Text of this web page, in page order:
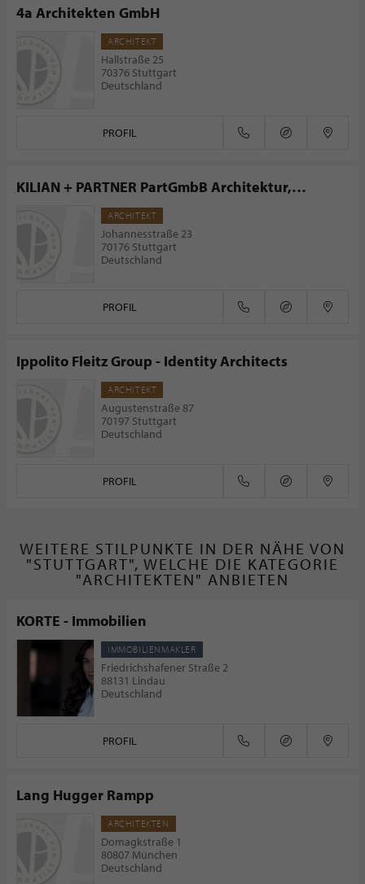
4a Architekten GmbH
ARCHITEKT
Hallstraße 25
70376 Stuttgart
Deutschland
PROFIL
KILIAN + PARTNER PartGmbB Architektur,
Stadtplanung, Innenarchitektur
ARCHITEKT
Johannesstraße 23
70176 Stuttgart
Deutschland
PROFIL
Ippolito Fleitz Group - Identity Architects
ARCHITEKT
Augustenstraße 87
70197 Stuttgart
Deutschland
PROFIL
WEITERE STILPUNKTE IN DER NÄHE VON
"STUTTGART", WELCHE DIE KATEGORIE
"ARCHITEKTEN" ANBIETEN
KORTE - Immobilien
IMMOBILIENMAKLER
Friedrichshafener Straße 2
88131 Lindau
Deutschland
PROFIL
Lang Hugger Rampp
ARCHITEKTEN
Domagkstraße 1
80807 München
Deutschland